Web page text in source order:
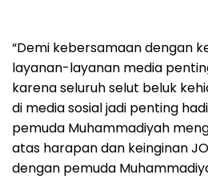
“Demi kebersamaan dengan
layanan-layanan media
karena seluruh selut beluk
di media sosial jadi penting
pemuda Muhammadiyah
atas harapan dan keinginan
dengan pemuda